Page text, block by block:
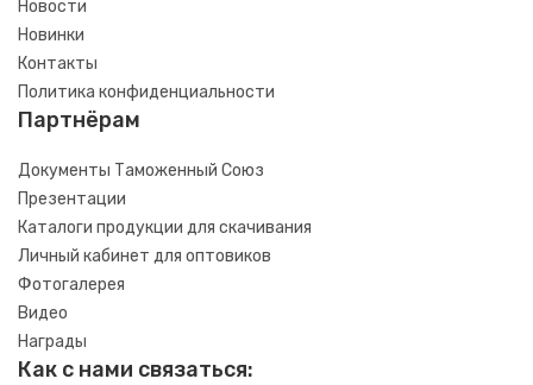
Новости
Новинки
Контакты
Политика конфиденциальности
Партнёрам
Документы Таможенный Союз
Презентации
Каталоги продукции для скачивания
Личный кабинет для оптовиков
Фотогалерея
Видео
Награды
Как с нами связаться: